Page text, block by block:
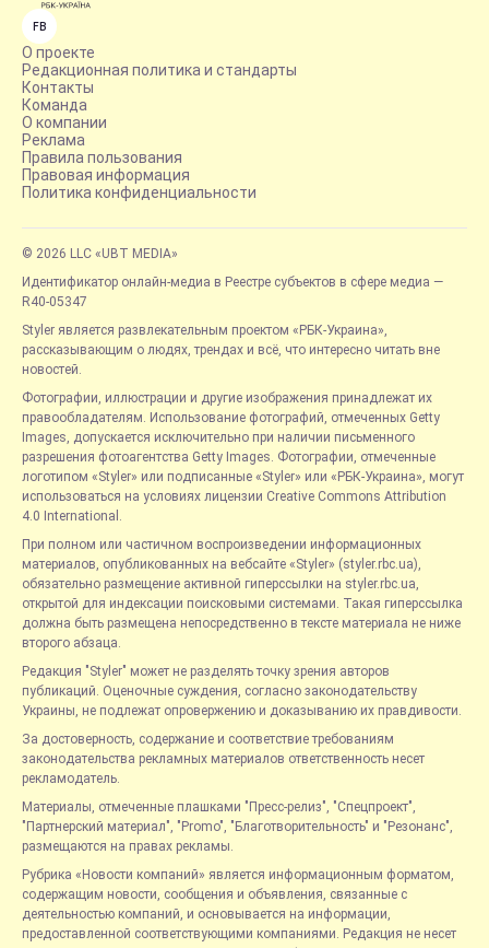
FB
О проекте
Редакционная политика и стандарты
Контакты
Команда
О компании
Реклама
Правила пользования
Правовая информация
Политика конфиденциальности
© 2026 LLC «UBT MEDIA»
Идентификатор онлайн-медиа в Реестре субъектов в сфере медиа —
R40-05347
Styler является развлекательным проектом «РБК-Украина»,
рассказывающим о людях, трендах и всё, что интересно читать вне
новостей.
Фотографии, иллюстрации и другие изображения принадлежат их
правообладателям. Использование фотографий, отмеченных Getty
Images, допускается исключительно при наличии письменного
разрешения фотоагентства Getty Images. Фотографии, отмеченные
логотипом «Styler» или подписанные «Styler» или «РБК-Украина», могут
использоваться на условиях лицензии Creative Commons Attribution
4.0 International.
При полном или частичном воспроизведении информационных
материалов, опубликованных на вебсайте «Styler» (styler.rbc.ua),
обязательно размещение активной гиперссылки на styler.rbc.ua,
открытой для индексации поисковыми системами. Такая гиперссылка
должна быть размещена непосредственно в тексте материала не ниже
второго абзаца.
Редакция "Styler" может не разделять точку зрения авторов
публикаций. Оценочные суждения, согласно законодательству
Украины, не подлежат опровержению и доказыванию их правдивости.
За достоверность, содержание и соответствие требованиям
законодательства рекламных материалов ответственность несет
рекламодатель.
Материалы, отмеченные плашками "Пресс-релиз", "Спецпроект",
"Партнерский материал", "Promo", "Благотворительность" и "Резонанс",
размещаются на правах рекламы.
Рубрика «Новости компаний» является информационным форматом,
содержащим новости, сообщения и объявления, связанные с
деятельностью компаний, и основывается на информации,
предоставленной соответствующими компаниями. Редакция не несет